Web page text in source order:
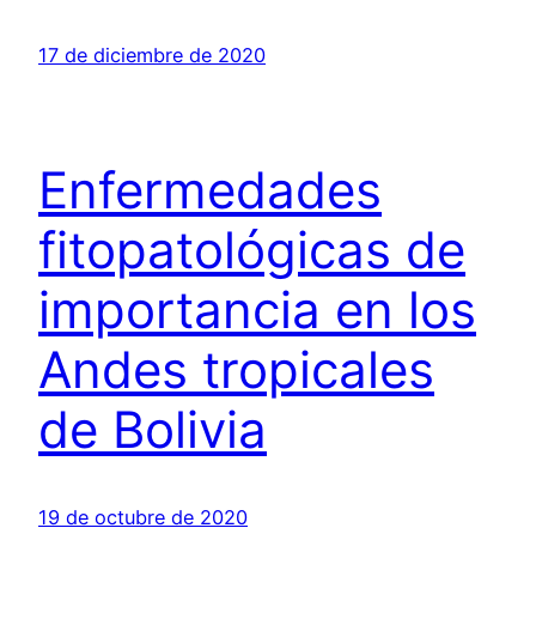
17 de diciembre de 2020
Enfermedades
fitopatológicas de
importancia en los
Andes tropicales
de Bolivia
19 de octubre de 2020